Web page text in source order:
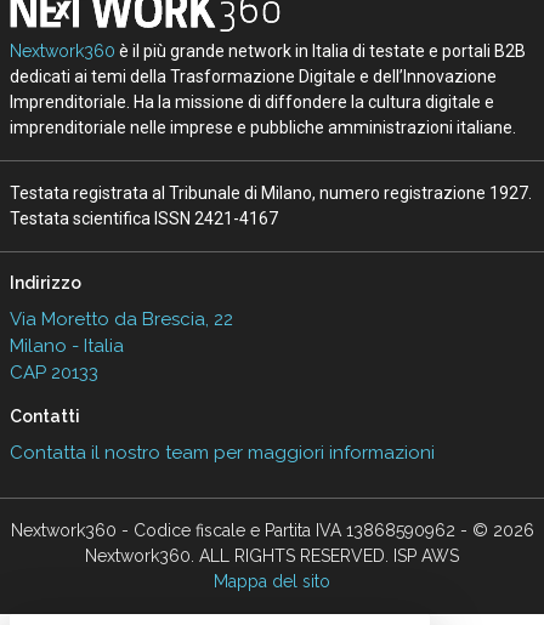
Nextwork360 è il più grande network in Italia di testate e portali B2B
dedicati ai temi della Trasformazione Digitale e dell’Innovazione
Imprenditoriale. Ha la missione di diffondere la cultura digitale e
imprenditoriale nelle imprese e pubbliche amministrazioni italiane.
Testata registrata al Tribunale di Milano, numero registrazione 1927.
Testata scientifica ISSN 2421-4167
Indirizzo
Via Moretto da Brescia, 22
Milano - Italia
CAP 20133
Contatti
Contatta il nostro team per maggiori informazioni
Nextwork360 - Codice fiscale e Partita IVA 13868590962 - © 2026
Nextwork360. ALL RIGHTS RESERVED. ISP AWS
Mappa del sito